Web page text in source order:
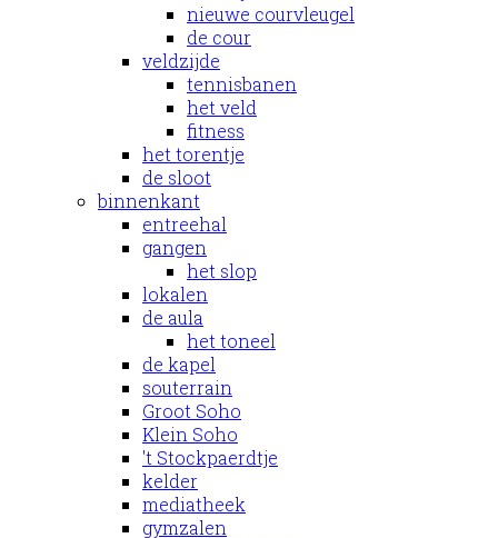
nieuwe courvleugel
de cour
veldzijde
tennisbanen
het veld
fitness
het torentje
de sloot
binnenkant
entreehal
gangen
het slop
lokalen
de aula
het toneel
de kapel
souterrain
Groot Soho
Klein Soho
't Stockpaerdtje
kelder
mediatheek
gymzalen